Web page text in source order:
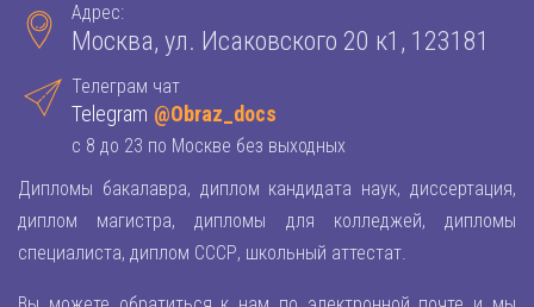
Адрес:
Москва, ул. Исаковского 20 к1, 123181
Телеграм чат
Telegram @Obraz_docs
с 8 до 23 по Москве без выходных
Дипломы бакалавра, диплом кандидата наук, диссертация,
диплом магистра, дипломы для колледжей, дипломы
специалиста, диплом СССР, школьный аттестат.